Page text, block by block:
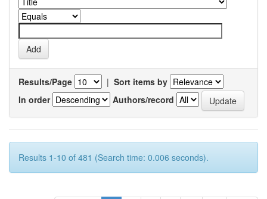
Results/Page | Sort items by
In order
Authors/record
Results 1-10 of 481 (Search time: 0.006 seconds).